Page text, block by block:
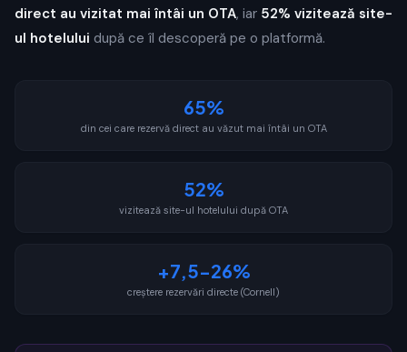
direct au vizitat mai întâi un OTA, iar 52% vizitează site-
ul hotelului după ce îl descoperă pe o platformă.
65%
din cei care rezervă direct au văzut mai întâi un OTA
52%
vizitează site-ul hotelului după OTA
+7,5-26%
creștere rezervări directe (Cornell)